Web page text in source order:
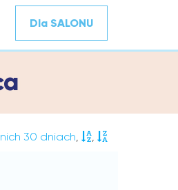
Dla SALONU
30 dniach, ,